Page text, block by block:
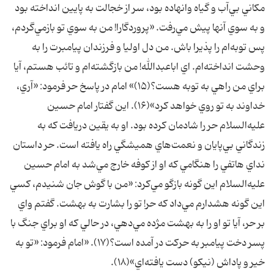
مكاني بي‌آب و گياه وانهاده بود، سر از خجالت به پايين انداخته بود
و به سوي آنها پيش مي‌رفت. «پروردگارا! من به سوي تو بازمي‌گردم،
پس توبه‌ام را پذيرا باش. من دل اوليا و فرزندان پيامبرت را به
وحشت انداخته‌ام. اي اباعبدالله! من بازگشته‌ام و تائب هستم، آيا
براي من راهي به توبه هست؟(۱۵)» امام در پاسخ حر فرمود: «آري،
خداوند به تو روي خواهد كرد»(۱۶). اين گفتار امام حسين
عليه‌السلام حر را شادمان كرده بود. او به يقين دريافت كه به
زندگاني بي‌پايان و نعمت‌هاي هميشگي راه يافته است. حر داستان
نداي هاتفي را هنگامي كه او از كوفه خارج مي‌شد به امام حسين
عليه‌السلام اين گونه بازگو مي‌كرد: «من با گوش جان شنيدم، كسي
اين گونه هشدارم مي‌داد كه حر! تو را بشارت به بهشت. گفتم واي
بر حر، آيا تو او را به بهشت مژده مي‌دهي، در حالي كه او براي جنگ با
پسر دخت پيامبر به حركت در آمده است؟(۱۷). «امام فرمود: «تو به
خير و پاداش (نيكو) دست يافته‌اي»(۱۸).